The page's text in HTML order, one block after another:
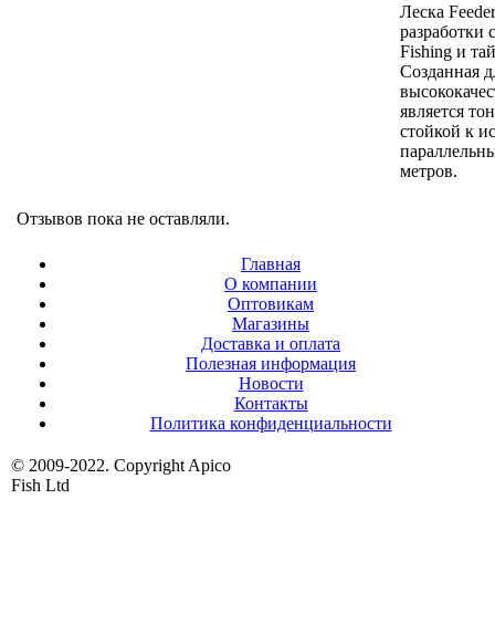
Леска
разработки
Fishing и
Созданная
является
стойкой к
метров.
Отзывов пока не оставляли.
Главная
О компании
Оптовикам
Магазины
Доставка и оплата
Полезная информация
Новости
Контакты
Политика конфиденциальности
© 2009-2022. Copyright Apico
Fish Ltd